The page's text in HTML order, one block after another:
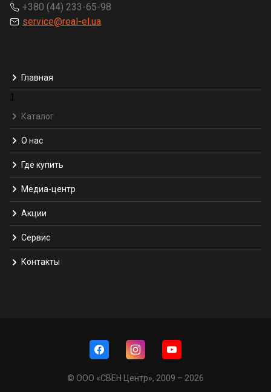
+380 (44) 233-65-98
service@real-el.ua
Главная
1
Каталог
О нас
Где купить
Медиа-центр
Акции
Сервис
Контакты
© ООО «СВЕН Центр», 2009 – 2026